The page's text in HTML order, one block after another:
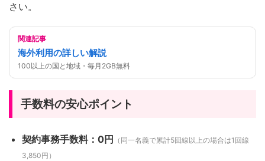
さい。
関連記事
海外利用の詳しい解説
100以上の国と地域・毎月2GB無料
手数料の安心ポイント
契約事務手数料：0円
（同一名義で累計5回線以上の場合は1回線
3,850円）